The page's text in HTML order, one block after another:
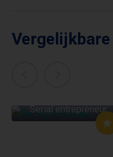
Serial entrepreneur